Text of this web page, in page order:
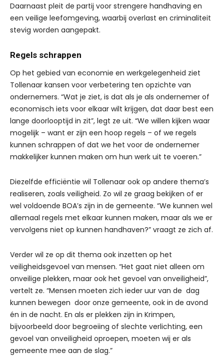
Daarnaast pleit de partij voor strengere handhaving en
een veilige leefomgeving, waarbij overlast en criminaliteit
stevig worden aangepakt.
Regels schrappen
Op het gebied van economie en werkgelegenheid ziet
Tollenaar kansen voor verbetering ten opzichte van
ondernemers. “Wat je ziet, is dat als je als ondernemer of
economisch iets voor elkaar wilt krijgen, dat daar best een
lange doorlooptijd in zit”, legt ze uit. “We willen kijken waar
mogelijk – want er zijn een hoop regels – of we regels
kunnen schrappen of dat we het voor de ondernemer
makkelijker kunnen maken om hun werk uit te voeren.”
Diezelfde efficiëntie wil Tollenaar ook op andere thema’s
realiseren, zoals veiligheid. Zo wil ze graag bekijken of er
wel voldoende BOA’s zijn in de gemeente. “We kunnen wel
allemaal regels met elkaar kunnen maken, maar als we er
vervolgens niet op kunnen handhaven?” vraagt ze zich af.
Verder wil ze op dit thema ook inzetten op het
veiligheidsgevoel van mensen. “Het gaat niet alleen om
onveilige plekken, maar ook het gevoel van onveiligheid”,
vertelt ze. “Mensen moeten zich ieder uur van de dag
kunnen bewegen door onze gemeente, ook in de avond
én in de nacht. En als er plekken zijn in Krimpen,
bijvoorbeeld door begroeiing of slechte verlichting, een
gevoel van onveiligheid oproepen, moeten wij er als
gemeente mee aan de slag.”